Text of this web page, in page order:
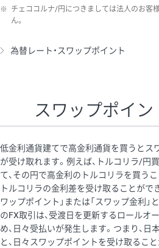
※ チェココルナ/円につきましては法人のお客
ん。
為替レート・スワップポイント
スワップポイン
低金利通貨建てで高金利通貨を買うとス
が受け取れます。例えば、トルコリラ/円
て、その円で高金利のトルコリラを買う
トルコリラの金利差を受け取ることがで
ワップポイント」または「スワップ金利
のFX取引は、受渡日を更新するロールオ
め、日々受払いが発生します。つまり、
と、日々スワップポイントを受け取るこ